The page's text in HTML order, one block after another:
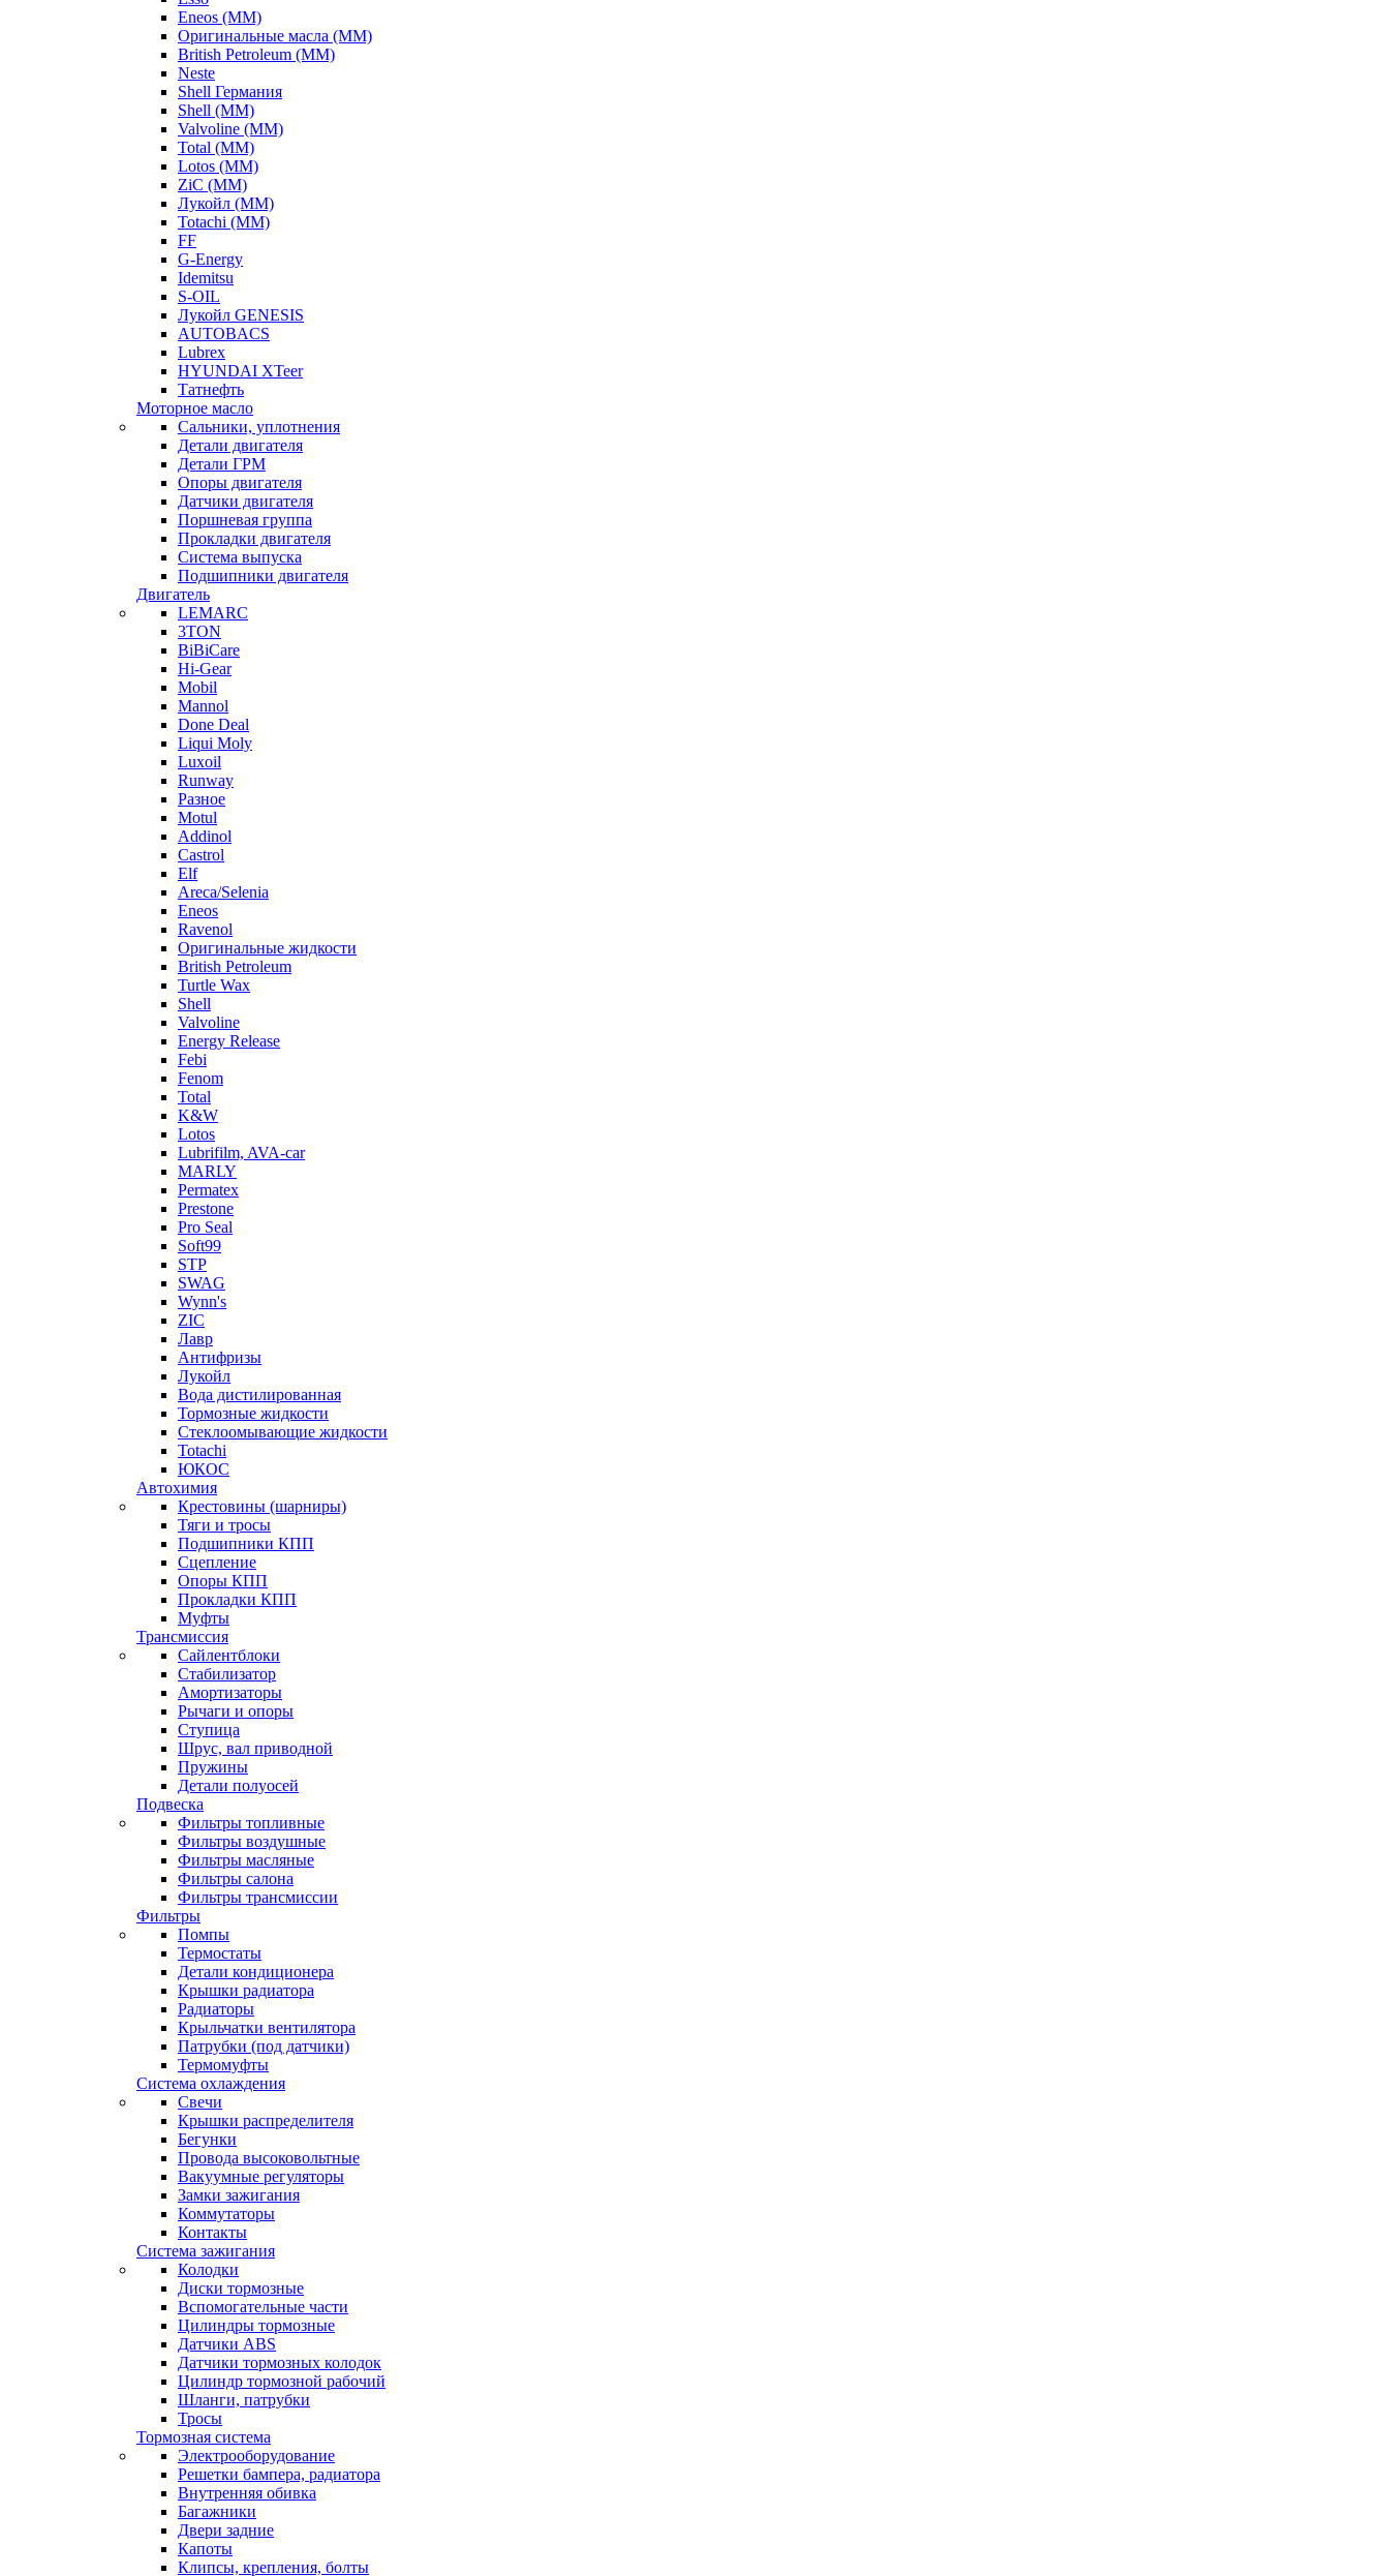
Eneos (ММ)
Оригинальные масла (ММ)
British Petroleum (ММ)
Neste
Shell Германия
Shell (ММ)
Valvoline (ММ)
Total (ММ)
Lotos (ММ)
ZiC (ММ)
Лукойл (ММ)
Totachi (MM)
FF
G-Energy
Idemitsu
S-OIL
Лукойл GENESIS
AUTOBACS
Lubrex
HYUNDAI XTeer
Татнефть
Моторное масло
Сальники, уплотнения
Детали двигателя
Детали ГРМ
Опоры двигателя
Датчики двигателя
Поршневая группа
Прокладки двигателя
Система выпуска
Подшипники двигателя
Двигатель
LEMARC
3TON
BiBiCare
Hi-Gear
Mobil
Mannol
Done Deal
Liqui Moly
Luxoil
Runway
Разное
Motul
Addinol
Castrol
Elf
Areca/Selenia
Eneos
Ravenol
Оригинальные жидкости
British Petroleum
Turtle Wax
Shell
Valvoline
Energy Release
Febi
Fenom
Total
K&W
Lotos
Lubrifilm, AVA-car
MARLY
Permatex
Prestone
Pro Seal
Soft99
STP
SWAG
Wynn's
ZIC
Лавр
Антифризы
Лукойл
Вода дистилированная
Тормозные жидкости
Стеклоомывающие жидкости
Totachi
ЮКОС
Автохимия
Крестовины (шарниры)
Тяги и тросы
Подшипники КПП
Сцепление
Опоры КПП
Прокладки КПП
Муфты
Трансмиссия
Сайлентблоки
Стабилизатор
Амортизаторы
Рычаги и опоры
Ступица
Шрус, вал приводной
Пружины
Детали полуосей
Подвеска
Фильтры топливные
Фильтры воздушные
Фильтры масляные
Фильтры салона
Фильтры трансмиссии
Фильтры
Помпы
Термостаты
Детали кондиционера
Крышки радиатора
Радиаторы
Крыльчатки вентилятора
Патрубки (под датчики)
Термомуфты
Система охлаждения
Свечи
Крышки распределителя
Бегунки
Провода высоковольтные
Вакуумные регуляторы
Замки зажигания
Коммутаторы
Контакты
Система зажигания
Колодки
Диски тормозные
Вспомогательные части
Цилиндры тормозные
Датчики ABS
Датчики тормозных колодок
Цилиндр тормозной рабочий
Шланги, патрубки
Тросы
Тормозная система
Электрооборудование
Решетки бампера, радиатора
Внутренняя обивка
Багажники
Двери задние
Капоты
Клипсы, крепления, болты